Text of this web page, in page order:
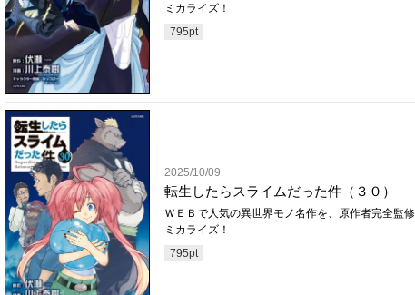
ミカライズ！
795pt
2025/10/09
転生したらスライムだった件（３０）
ＷＥＢで人気の異世界モノ名作を、原作者完全監
ミカライズ！
795pt